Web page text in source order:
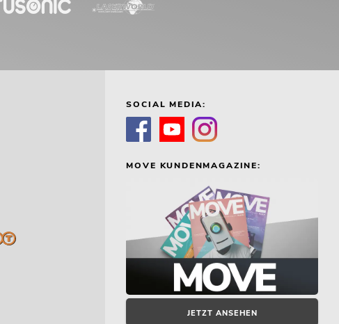
SOCIAL MEDIA:
MOVE KUNDENMAGAZINE:
JETZT ANSEHEN